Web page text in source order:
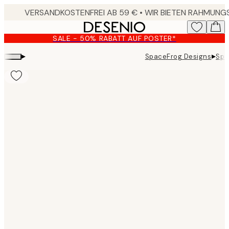
content.
SALE - 50% RABATT AUF POSTER*
▸ SpaceFrog Designs▸